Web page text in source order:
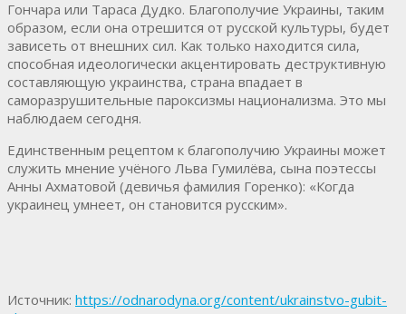
Гончара или Тараса Дудко. Благополучие Украины, таким
образом, если она отрешится от русской культуры, будет
зависеть от внешних сил. Как только находится сила,
способная идеологически акцентировать деструктивную
составляющую украинства, страна впадает в
саморазрушительные пароксизмы национализма. Это мы
наблюдаем сегодня.
Единственным рецептом к благополучию Украины может
служить мнение учёного Льва Гумилёва, сына поэтессы
Анны Ахматовой (девичья фамилия Горенко): «Когда
украинец умнеет, он становится русским».
Источник: https://odnarodyna.org/content/ukrainstvo-gubit-